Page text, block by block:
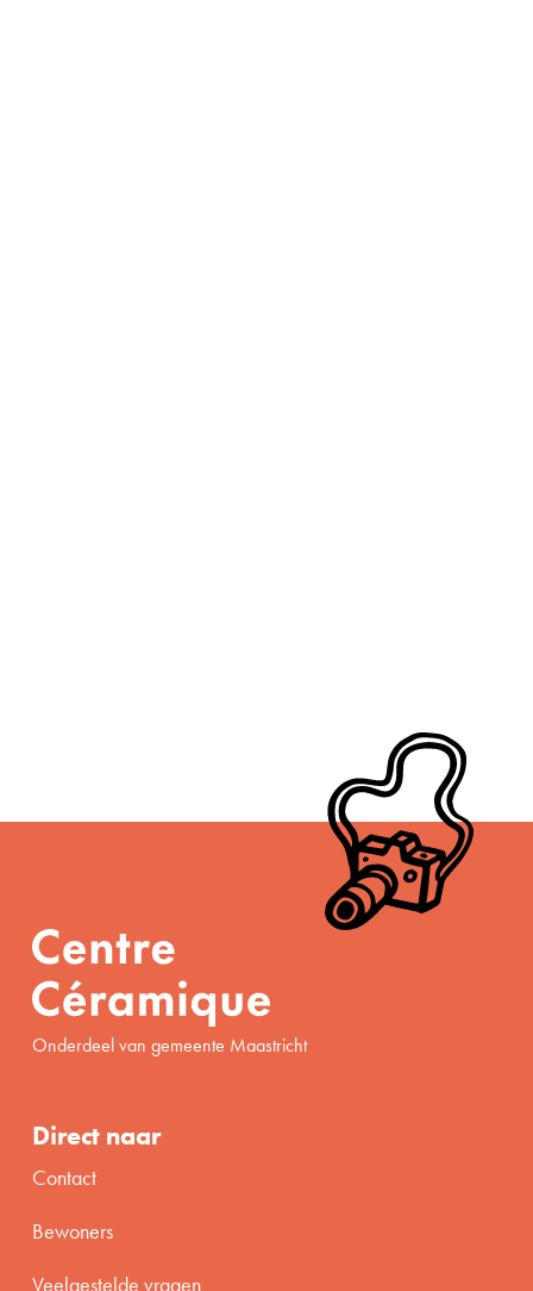
Onderdeel van gemeente Maastricht
Direct naar
Contact
Bewoners
Veelgestelde vragen